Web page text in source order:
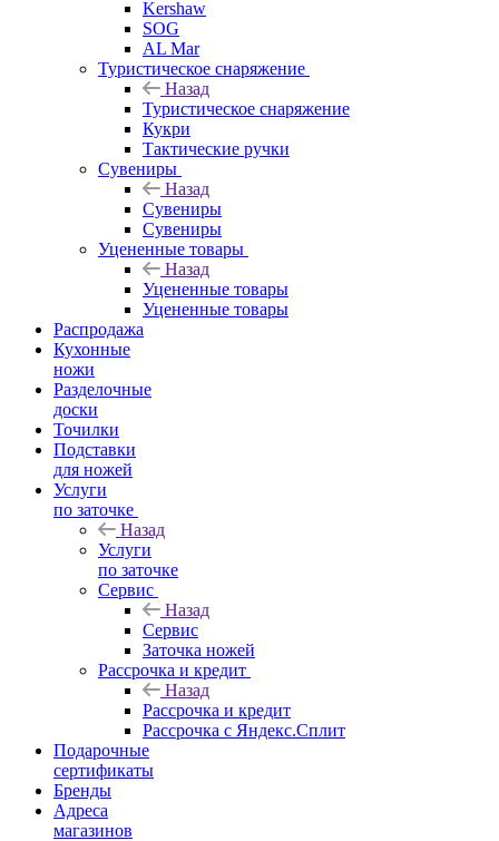
Kershaw
SOG
AL Mar
Туристическое снаряжение
Назад
Туристическое снаряжение
Кукри
Тактические ручки
Сувениры
Назад
Сувениры
Сувениры
Уцененные товары
Назад
Уцененные товары
Уцененные товары
Распродажа
Кухонные
ножи
Разделочные
доски
Точилки
Подставки
для ножей
Услуги
по заточке
Назад
Услуги
по заточке
Сервис
Назад
Сервис
Заточка ножей
Рассрочка и кредит
Назад
Рассрочка и кредит
Рассрочка с Яндекс.Сплит
Подарочные
сертификаты
Бренды
Адреса
магазинов